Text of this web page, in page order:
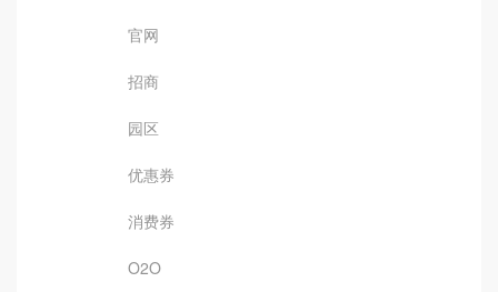
官网
招商
园区
优惠券
消费券
O2O